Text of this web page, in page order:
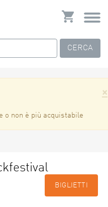
CERCA
×
o non è più acquistabile
BIGLIETTI